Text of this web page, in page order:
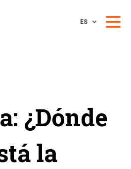
ES
¿Dónde
la